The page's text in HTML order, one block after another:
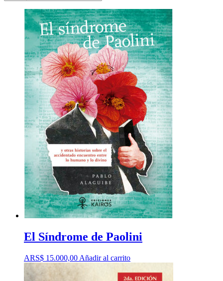
El Síndrome de Paolini
ARS$ 15.000,00 Añadir al carrito